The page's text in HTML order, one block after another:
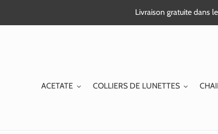
Livraison gratuite dans
ACETATE COLLIERS DE LUNETTES